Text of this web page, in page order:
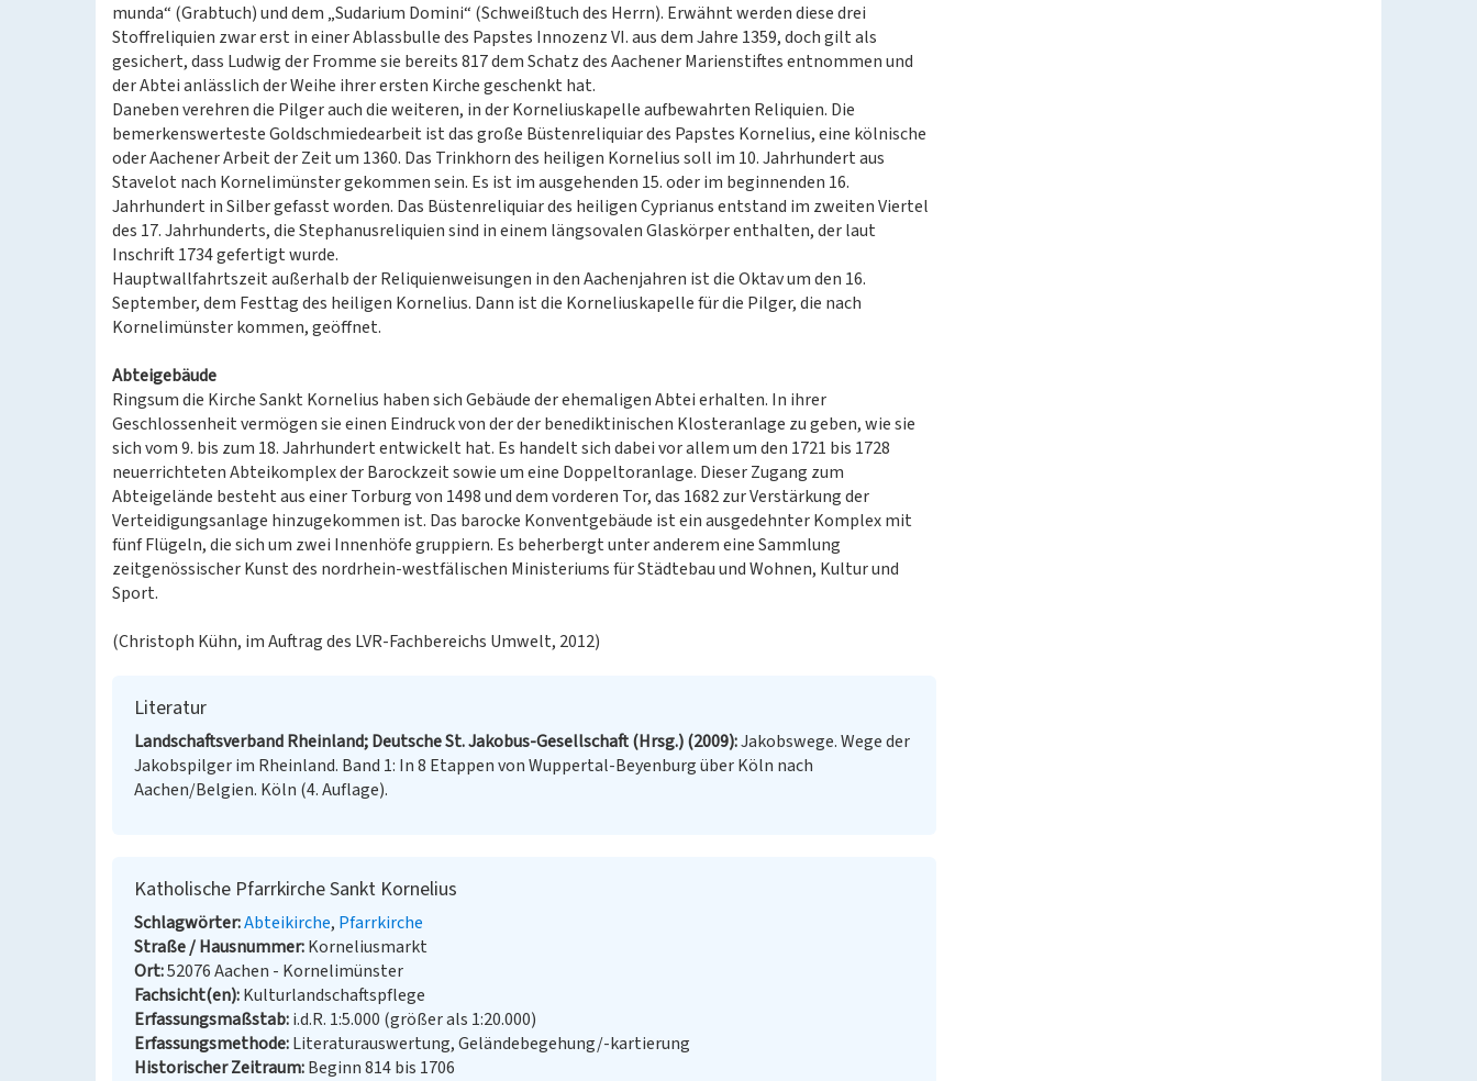
munda“ (Grabtuch) und dem „Sudarium Domini“ (Schweißtuch des Herrn). Erwähnt werden diese drei
Stoffreliquien zwar erst in einer Ablassbulle des Papstes Innozenz VI. aus dem Jahre 1359, doch gilt als
gesichert, dass Ludwig der Fromme sie bereits 817 dem Schatz des Aachener Marienstiftes entnommen und
der Abtei anlässlich der Weihe ihrer ersten Kirche geschenkt hat.
Daneben verehren die Pilger auch die weiteren, in der Korneliuskapelle aufbewahrten Reliquien. Die
bemerkenswerteste Goldschmiedearbeit ist das große Büstenreliquiar des Papstes Kornelius, eine kölnische
oder Aachener Arbeit der Zeit um 1360. Das Trinkhorn des heiligen Kornelius soll im 10. Jahrhundert aus
Stavelot nach Kornelimünster gekommen sein. Es ist im ausgehenden 15. oder im beginnenden 16.
Jahrhundert in Silber gefasst worden. Das Büstenreliquiar des heiligen Cyprianus entstand im zweiten Viertel
des 17. Jahrhunderts, die Stephanusreliquien sind in einem längsovalen Glaskörper enthalten, der laut
Inschrift 1734 gefertigt wurde.
Hauptwallfahrtszeit außerhalb der Reliquienweisungen in den Aachenjahren ist die Oktav um den 16.
September, dem Festtag des heiligen Kornelius. Dann ist die Korneliuskapelle für die Pilger, die nach
Kornelimünster kommen, geöffnet.
Abteigebäude
Ringsum die Kirche Sankt Kornelius haben sich Gebäude der ehemaligen Abtei erhalten. In ihrer
Geschlossenheit vermögen sie einen Eindruck von der der benediktinischen Klosteranlage zu geben, wie sie
sich vom 9. bis zum 18. Jahrhundert entwickelt hat. Es handelt sich dabei vor allem um den 1721 bis 1728
neuerrichteten Abteikomplex der Barockzeit sowie um eine Doppeltoranlage. Dieser Zugang zum
Abteigelände besteht aus einer Torburg von 1498 und dem vorderen Tor, das 1682 zur Verstärkung der
Verteidigungsanlage hinzugekommen ist. Das barocke Konventgebäude ist ein ausgedehnter Komplex mit
fünf Flügeln, die sich um zwei Innenhöfe gruppiern. Es beherbergt unter anderem eine Sammlung
zeitgenössischer Kunst des nordrhein-westfälischen Ministeriums für Städtebau und Wohnen, Kultur und
Sport.
(Christoph Kühn, im Auftrag des LVR-Fachbereichs Umwelt, 2012)
Literatur
Landschaftsverband Rheinland; Deutsche St. Jakobus-Gesellschaft (Hrsg.) (2009) Jakobswege. Wege der
Jakobspilger im Rheinland. Band 1: In 8 Etappen von Wuppertal-Beyenburg über Köln nach
Aachen/Belgien. Köln (4. Auflage).
Katholische Pfarrkirche Sankt Kornelius
Schlagwörter Abteikirche Pfarrkirche
Straße / Hausnummer Korneliusmarkt
Ort 52076 Aachen - Kornelimünster
Fachsicht(en) Kulturlandschaftspflege
Erfassungsmaßstab i.d.R. 1:5.000 (größer als 1:20.000)
Erfassungsmethode Literaturauswertung, Geländebegehung/-kartierung
Historischer Zeitraum Beginn 814 bis 1706